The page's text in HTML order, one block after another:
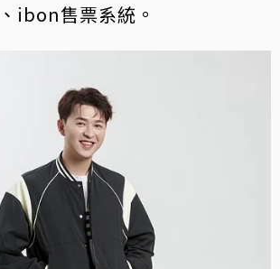
ibon售票系統。